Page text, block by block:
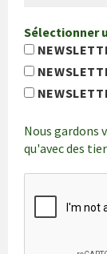
Sélectionner
Nous gardons
qu'avec des